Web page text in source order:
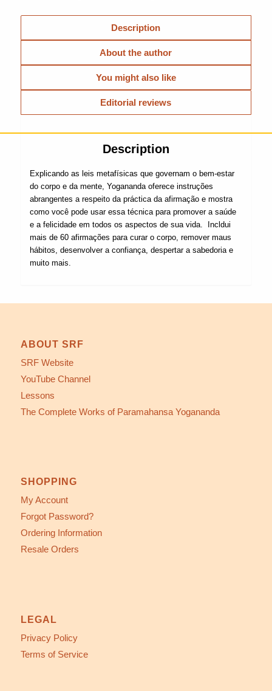
Description
About the author
You might also like
Editorial reviews
Description
Explicando as leis metafísicas que governam o bem-estar
do corpo e da mente, Yogananda oferece instruções
abrangentes a respeito da práctica da afirmação e mostra
como você pode usar essa técnica para promover a saúde
e a felicidade em todos os aspectos de sua vida. Incldui
mais de 60 afirmações para curar o corpo, remover maus
hábitos, desenvolver a confiança, despertar a sabedoria e
muito mais.
ABOUT SRF
SRF Website
YouTube Channel
Lessons
The Complete Works of Paramahansa Yogananda
SHOPPING
My Account
Forgot Password?
Ordering Information
Resale Orders
LEGAL
Privacy Policy
Terms of Service